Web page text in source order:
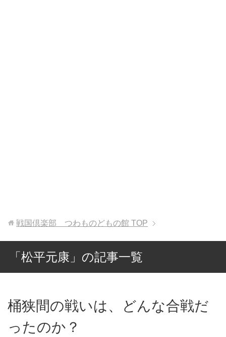
戦国倶楽部 つわものどもの館 TOP
「松平元康」の記事一覧
桶狭間の戦いは、どんな合戦だ
ったのか？